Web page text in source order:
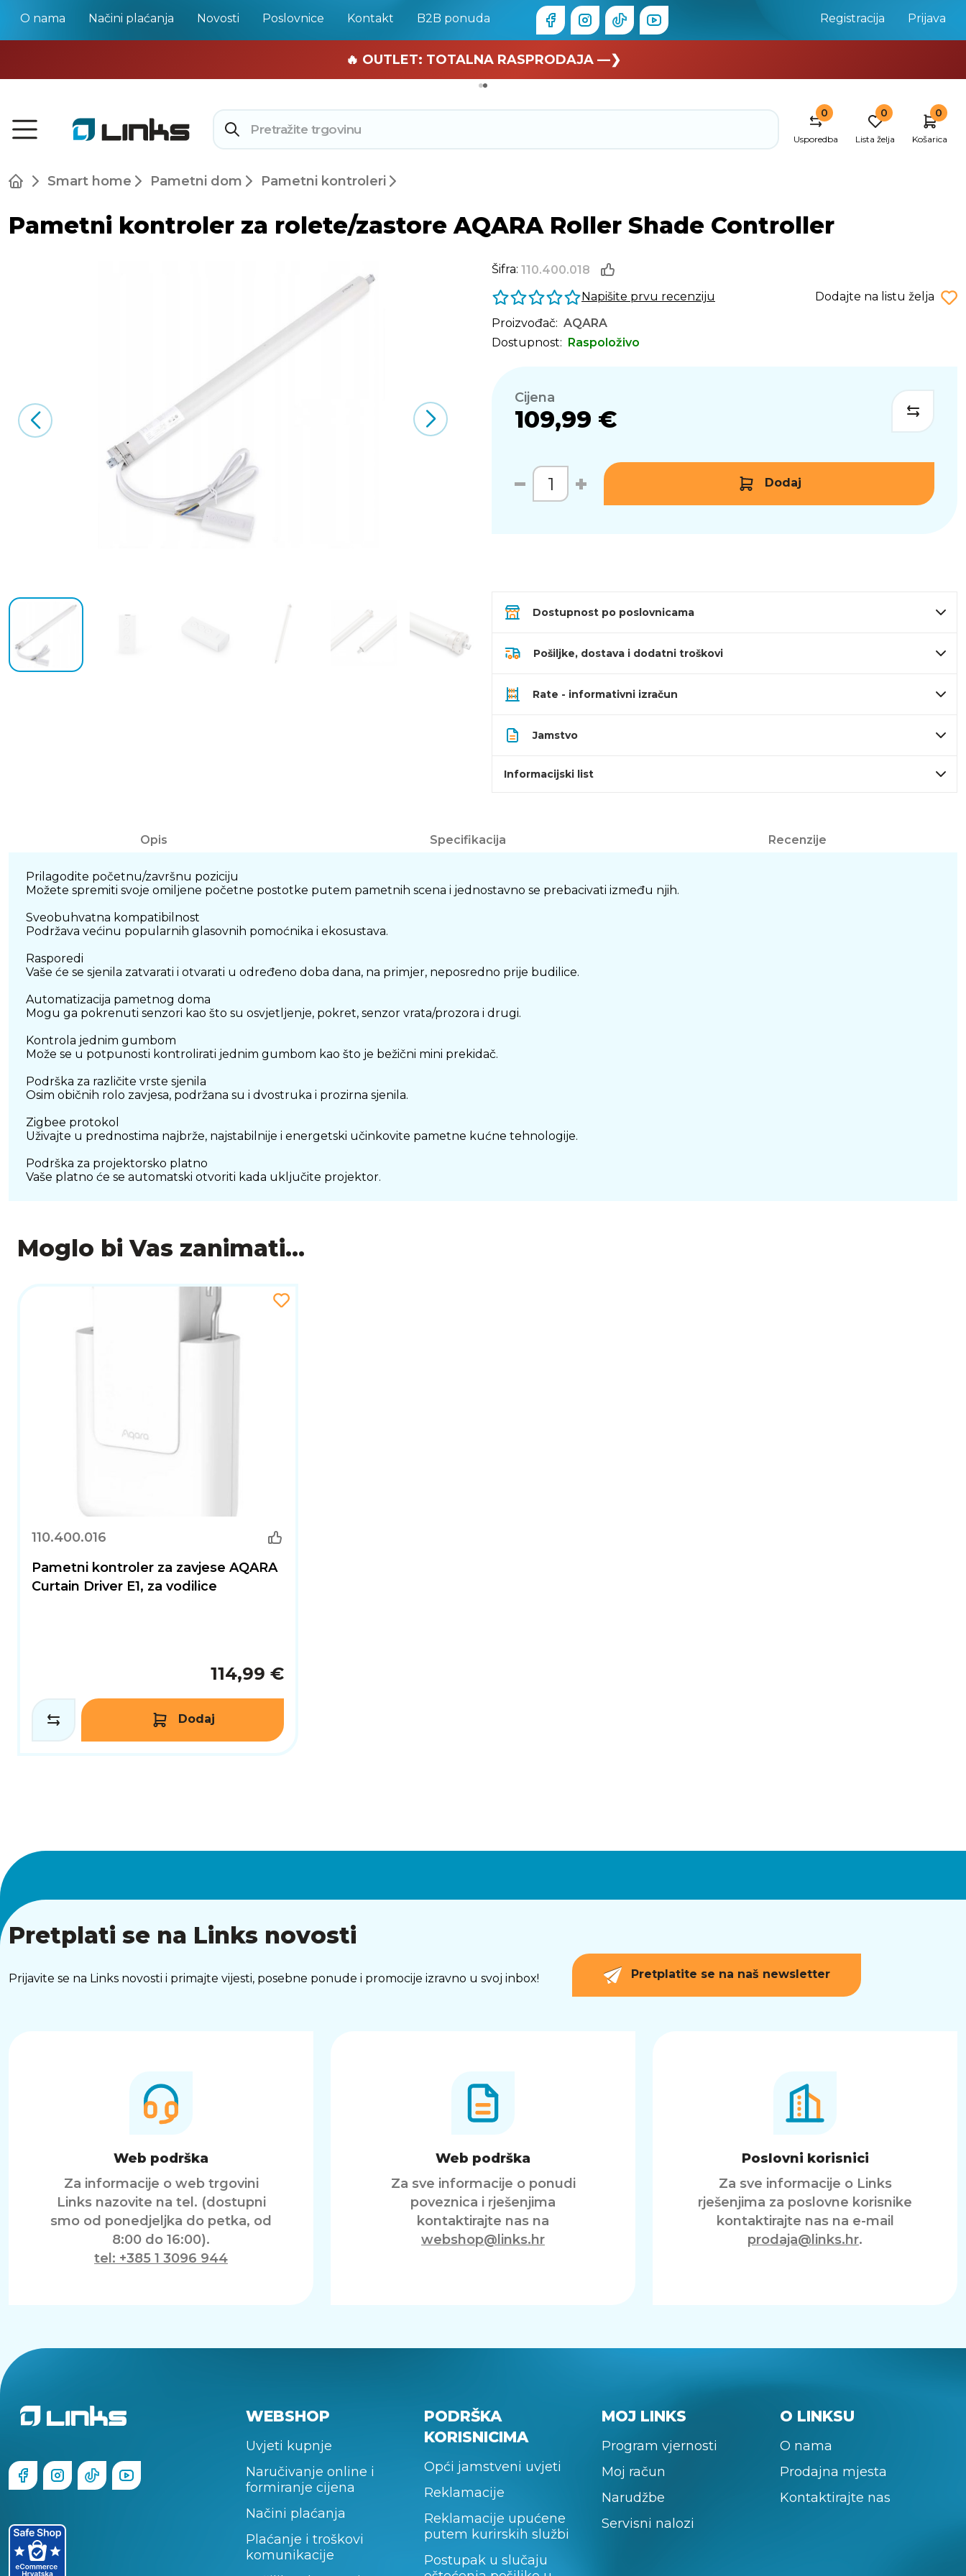
O nama Načini plaćanja Novosti Poslovnice Kontakt B2B ponuda Registracija Prijava
🏄 Zaslužuješ odmor —❯
🔥 OUTLET: TOTALNA RASPRODAJA —❯
0
Usporedba
0
Lista želja
0
Košarica
Smart home Pametni dom Pametni kontroleri
Pametni kontroler za rolete/zastore AQARA Roller Shade Controller
Šifra: 110.400.018
Napišite prvu recenziju
Dodajte na listu želja
Proizvođač: AQARA
Dostupnost: Raspoloživo
Cijena
109,99 €
Dodaj
Dostupnost po poslovnicama
Pošiljke, dostava i dodatni troškovi
Rate - informativni izračun
Jamstvo
Informacijski list
Opis Specifikacija Recenzije
Prilagodite početnu/završnu poziciju
Možete spremiti svoje omiljene početne postotke putem pametnih scena i jednostavno se prebacivati između njih.
Sveobuhvatna kompatibilnost
Podržava većinu popularnih glasovnih pomoćnika i ekosustava.
Rasporedi
Vaše će se sjenila zatvarati i otvarati u određeno doba dana, na primjer, neposredno prije budilice.
Automatizacija pametnog doma
Mogu ga pokrenuti senzori kao što su osvjetljenje, pokret, senzor vrata/prozora i drugi.
Kontrola jednim gumbom
Može se u potpunosti kontrolirati jednim gumbom kao što je bežični mini prekidač.
Podrška za različite vrste sjenila
Osim običnih rolo zavjesa, podržana su i dvostruka i prozirna sjenila.
Zigbee protokol
Uživajte u prednostima najbrže, najstabilnije i energetski učinkovite pametne kućne tehnologije.
Podrška za projektorsko platno
Vaše platno će se automatski otvoriti kada uključite projektor.
Moglo bi Vas zanimati...
110.400.016
Pametni kontroler za zavjese AQARA
Curtain Driver E1, za vodilice
114,99 €
Dodaj
Pretplati se na Links novosti
Prijavite se na Links novosti i primajte vijesti, posebne ponude i promocije izravno u svoj inbox! Pretplatite se na naš newsletter
Web podrška
Za informacije o web trgovini
Links nazovite na tel. (dostupni
smo od ponedjeljka do petka, od
8:00 do 16:00).
tel: +385 1 3096 944
Web podrška
Za sve informacije o ponudi
poveznica i rješenjima
kontaktirajte nas na
webshop@links.hr
Poslovni korisnici
Za sve informacije o Links
rješenjima za poslovne korisnike
kontaktirajte nas na e-mail
prodaja@links.hr.
WEBSHOP
Uvjeti kupnje
Naručivanje online i
formiranje cijena
Načini plaćanja
Plaćanje i troškovi
komunikacije
PODRŠKA
KORISNICIMA
Opći jamstveni uvjeti
Reklamacije
Reklamacije upućene
putem kurirskih službi
Postupak u slučaju
MOJ LINKS
Program vjernosti
Moj račun
Narudžbe
Servisni nalozi
O LINKSU
O nama
Prodajna mjesta
Kontaktirajte nas